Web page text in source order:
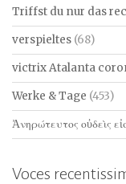
Triffst du nur das
verspieltes (68)
victrix Atalanta
Werke & Tage (453)
Ἀνηρώτευτος οὐδεὶς
Voces